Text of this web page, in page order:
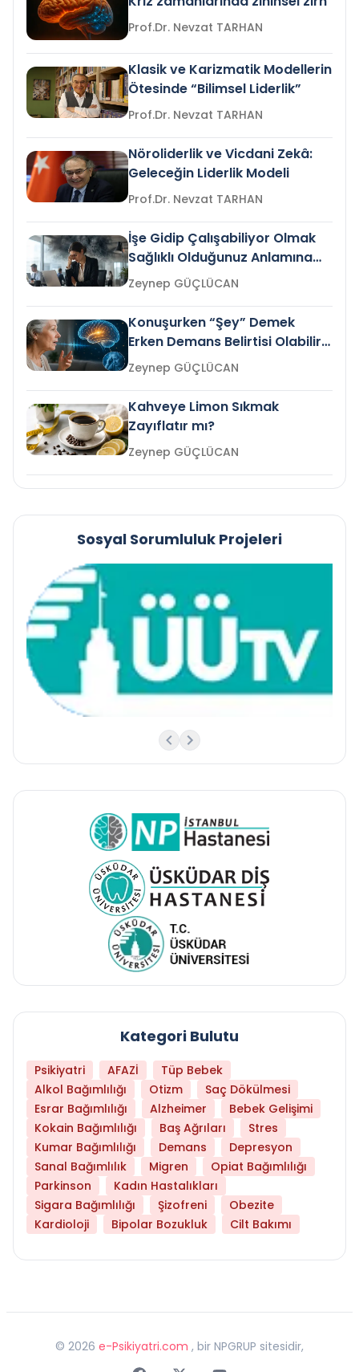
Prof.Dr. Nevzat TARHAN
Klasik ve Karizmatik Modellerin
Ötesinde “Bilimsel Liderlik”
Prof.Dr. Nevzat TARHAN
Nöroliderlik ve Vicdani Zekâ:
Geleceğin Liderlik Modeli
Prof.Dr. Nevzat TARHAN
İşe Gidip Çalışabiliyor Olmak
Sağlıklı Olduğunuz Anlamına
Gelir mi?Zeynep GÜÇLÜCAN
Konuşurken “Şey” Demek
Erken Demans Belirtisi Olabilir
mi?
Zeynep GÜÇLÜCAN
Kahveye Limon Sıkmak
Zayıflatır mı?
Zeynep GÜÇLÜCAN
Sosyal Sorumluluk Projeleri
Kategori Bulutu
Psikiyatri AFAZİ
Tüp Bebek
Alkol Bağımlılığı
Otizm
Saç Dökülmesi
Esrar Bağımlılığı
Alzheimer
Bebek Gelişimi
Kokain Bağımlılığı
Baş Ağrıları
Stres
Kumar Bağımlılığı
Demans
Depresyon
Sanal Bağımlılık
Migren
Opiat Bağımlılığı
Parkinson
Kadın Hastalıkları
Sigara Bağımlılığı
Şizofreni
Obezite
Kardioloji
Bipolar Bozukluk Cilt Bakımı
© 2026 e-Psikiyatri.com , bir NPGRUP sitesidir,